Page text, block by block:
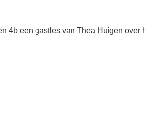
4b een gastles van Thea Huigen over